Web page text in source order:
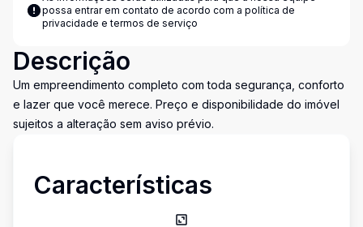
possa entrar em contato de acordo com a política de
privacidade e termos de serviço
Descrição
Um empreendimento completo com toda segurança, conforto
e lazer que você merece. Preço e disponibilidade do imóvel
sujeitos a alteração sem aviso prévio.
Características